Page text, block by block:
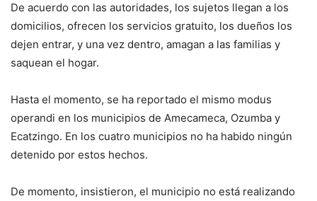
De acuerdo con las autoridades, los sujetos llegan a los
domicilios, ofrecen los servicios gratuito, los dueños los
dejen entrar, y una vez dentro, amagan a las familias y
saquean el hogar.
Hasta el momento, se ha reportado el mismo modus
operandi en los municipios de Amecameca, Ozumba y
Ecatzingo. En los cuatro municipios no ha habido ningún
detenido por estos hechos.
De momento, insistieron, el municipio no está realizando